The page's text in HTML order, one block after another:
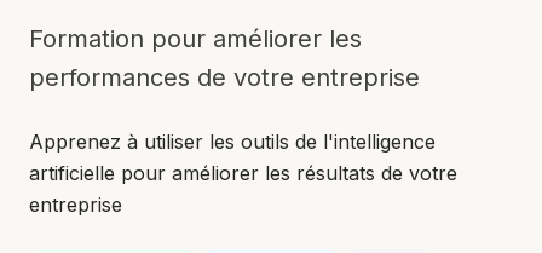
Formation pour améliorer les
performances de votre entreprise
Apprenez à utiliser les outils de l'intelligence
artificielle pour améliorer les résultats de votre
entreprise